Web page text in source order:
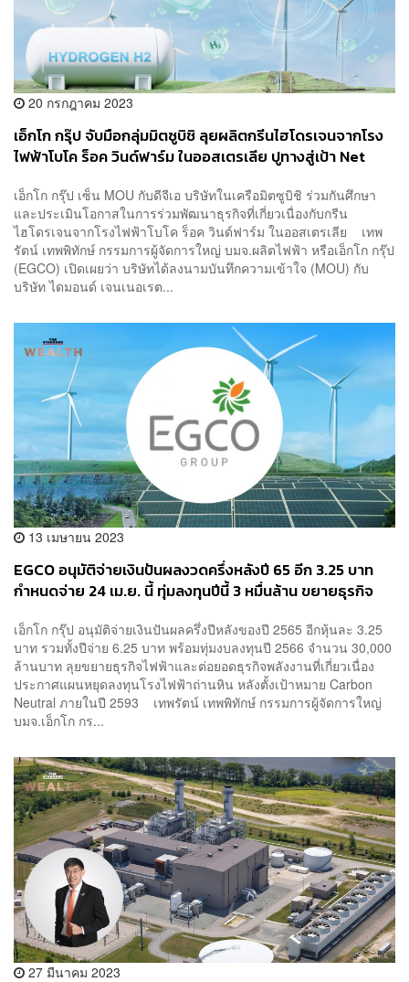
20 กรกฎาคม 2023
เอ็กโก กรุ๊ป จับมือกลุ่มมิตซูบิชิ ลุยผลิตกรีนไฮโดรเจนจากโรง
ไฟฟ้าโบโค ร็อค วินด์ฟาร์ม ในออสเตรเลีย ปูทางสู่เป้า Net
เอ็กโก กรุ๊ป เซ็น MOU กับดีจีเอ บริษัทในเครือมิตซูบิชิ ร่วมกันศึกษา
และประเมินโอกาสในการร่วมพัฒนาธุรกิจที่เกี่ยวเนื่องกับกรีน
ไฮโดรเจนจากโรงไฟฟ้าโบโค ร็อค วินด์ฟาร์ม ในออสเตรเลีย เทพ
รัตน์ เทพพิทักษ์ กรรมการผู้จัดการใหญ่ บมจ.ผลิตไฟฟ้า หรือเอ็กโก กรุ๊ป
(EGCO) เปิดเผยว่า บริษัทได้ลงนามบันทึกความเข้าใจ (MOU) กับ
บริษัท ไดมอนด์ เจนเนอเรต...
13 เมษายน 2023
EGCO อนุมัติจ่ายเงินปันผลงวดครึ่งหลังปี 65 อีก 3.25 บาท
กำหนดจ่าย 24 เม.ย. นี้ ทุ่มลงทุนปีนี้ 3 หมื่นล้าน ขยายธุรกิจ
เอ็กโก กรุ๊ป อนุมัติจ่ายเงินปันผลครึ่งปีหลังของปี 2565 อีกหุ้นละ 3.25
บาท รวมทั้งปีจ่าย 6.25 บาท พร้อมทุ่มงบลงทุนปี 2566 จำนวน 30,000
ล้านบาท ลุยขยายธุรกิจไฟฟ้าและต่อยอดธุรกิจพลังงานที่เกี่ยวเนื่อง
ประกาศแผนหยุดลงทุนโรงไฟฟ้าถ่านหิน หลังตั้งเป้าหมาย Carbon
Neutral ภายในปี 2593 เทพรัตน์ เทพพิทักษ์ กรรมการผู้จัดการใหญ่
บมจ.เอ็กโก กร...
27 มีนาคม 2023